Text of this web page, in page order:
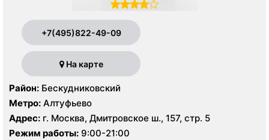
+7(495)822-49-09
На карте
Район: Бескудниковский
Метро: Алтуфьево
Адрес: г. Москва, Дмитровское ш., 157, стр. 5
Режим работы: 9:00-21:00